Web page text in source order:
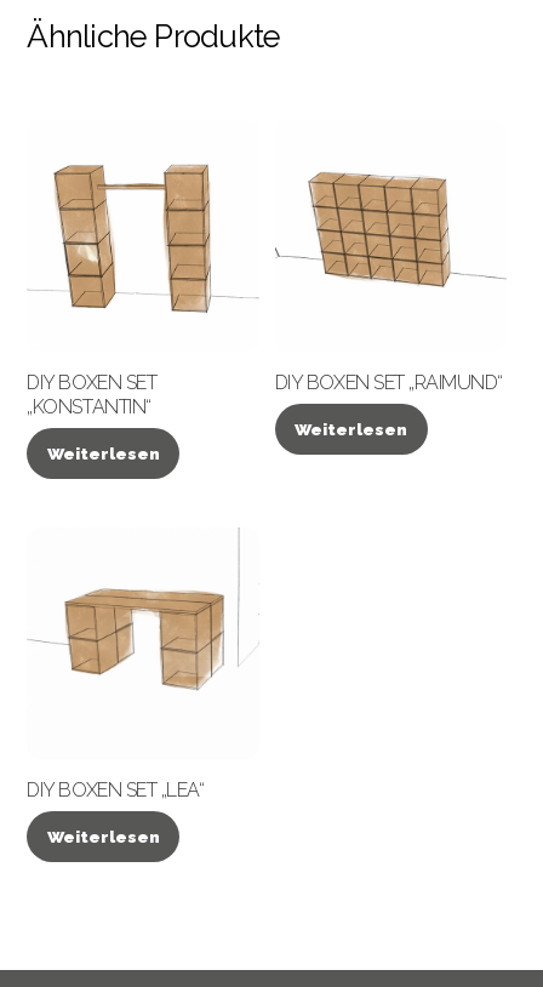
Ähnliche Produkte
DIY BOXEN SET
„KONSTANTIN“
Weiterlesen
DIY BOXEN SET „RAIMUND“
Weiterlesen
DIY BOXEN SET „LEA“
Weiterlesen